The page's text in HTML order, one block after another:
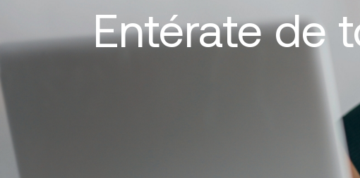
Entérate de